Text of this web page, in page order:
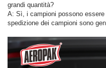
grandi quantità?
A: Sì, i campioni possono
spedizione dei campioni sono